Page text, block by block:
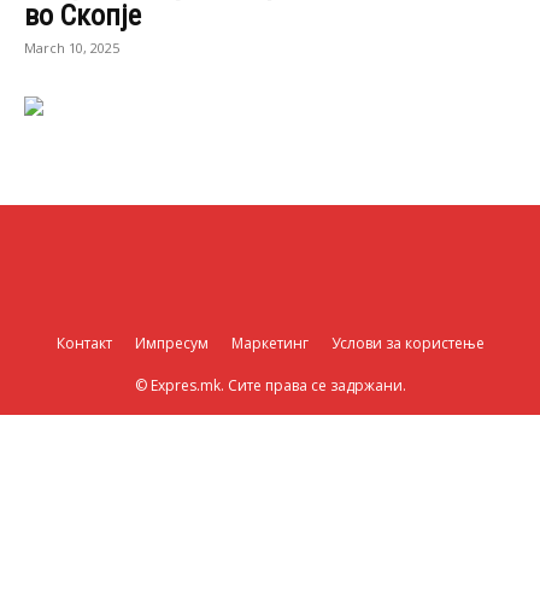
во Скопје
March 10, 2025
Контакт Импресум Маркетинг Услови за користење
© Expres.mk. Сите права се задржани.